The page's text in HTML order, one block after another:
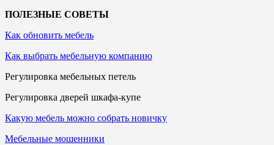
ПОЛЕЗНЫЕ СОВЕТЫ
Как обновить мебель
Как выбрать мебельную компанию
Регулировка мебельных петель
Регулировка дверей шкафа-купе
Какую мебель можно собрать новичку
Мебельные мошенники